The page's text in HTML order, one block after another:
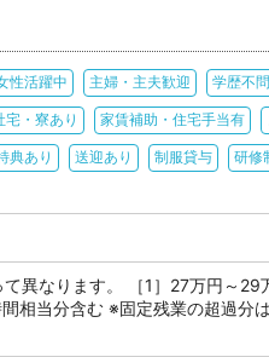
性活躍中 主婦・主夫歓迎 学歴不問
宅・寮あり 家賃補助・住宅手当有
典あり 送迎あり 制服貸与 研修
異なります。 ［1］27万円～29
相当分含む ※固定残業の超過分